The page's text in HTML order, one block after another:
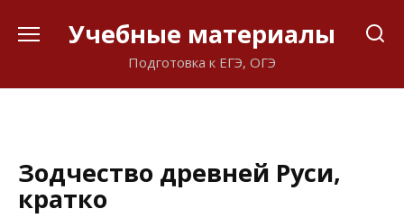
Учебные материалы
Подготовка к ЕГЭ, ОГЭ
Зодчество древней Руси,
кратко